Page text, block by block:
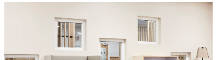
Logga in / Registrera dig